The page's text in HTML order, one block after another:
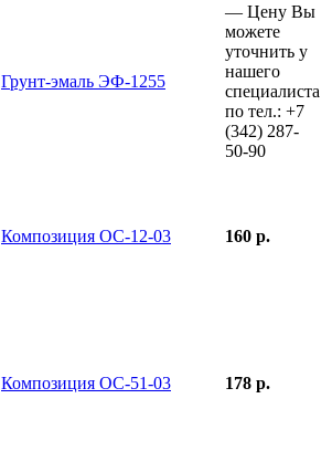
Грунт-эмаль ЭФ-1255
— Цену Вы
можете
уточнить у
нашего
специалиста
по тел.: +7
(342) 287-
50-90
Композиция ОС-12-03 160 р.
Композиция ОС-51-03 178 р.